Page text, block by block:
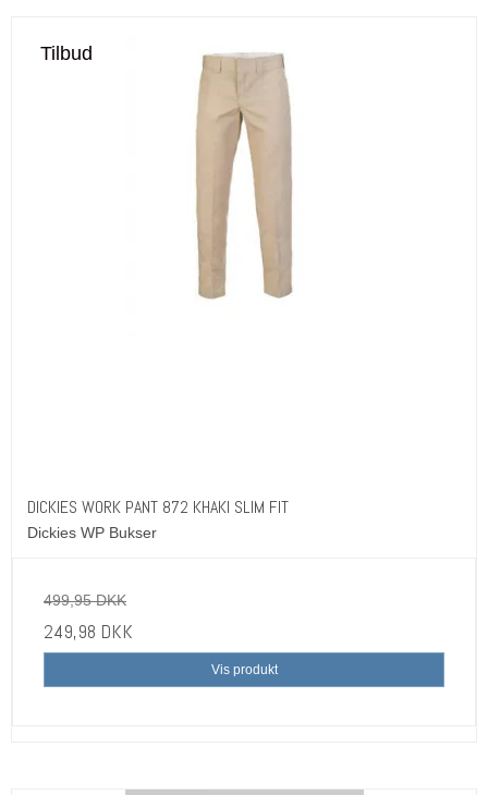
Tilbud
DICKIES WORK PANT 872 KHAKI SLIM FIT
Dickies WP Bukser
499,95 DKK
249,98 DKK
Vis produkt